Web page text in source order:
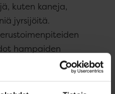
kuten kaneja,
jyrsijöitä.
hampaiden
vaativammat
ja tähystysleikkaukset